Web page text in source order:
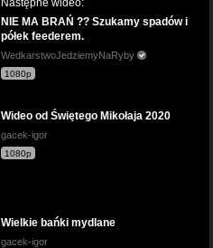
NIE MA BRAŃ ?? Szukamy spadów i
półek feederem.
WedkarstwoJedziemyNaRyby
1080p
Wideo od Świętego Mikołaja 2020
gacek-igor
1080p
Wielkie bańki mydlane
gacek-igor